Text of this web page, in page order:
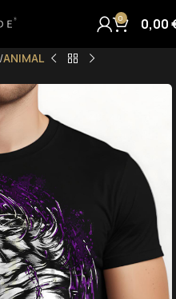
0 0,00
ANIMAL